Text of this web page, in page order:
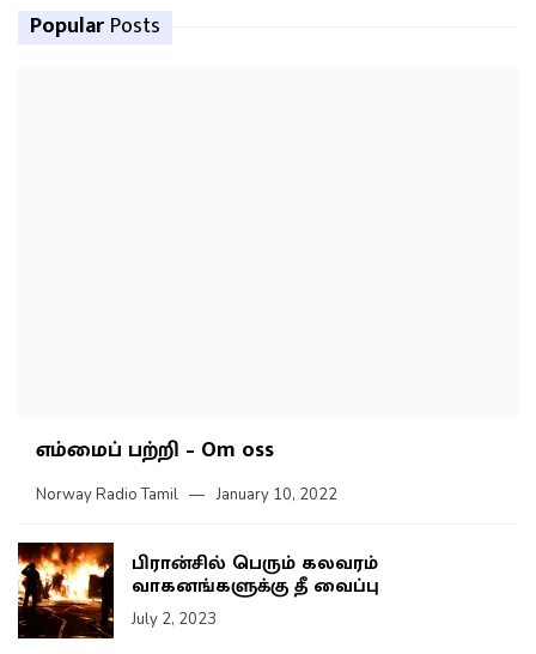
Popular Posts
எம்மைப் பற்றி – Om oss
Norway Radio Tamil January 10, 2022
பிரான்சில் பெரும் கலவரம்
வாகனங்களுக்கு தீ வைப்பு
July 2, 2023